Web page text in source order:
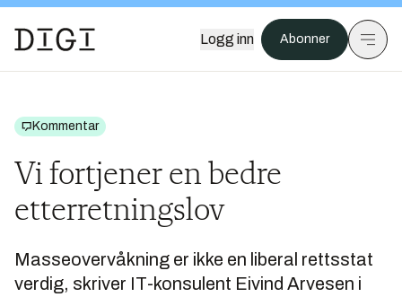
Logg inn Abonner
Kommentar
Vi fortjener en bedre
etterretningslov
Masseovervåkning er ikke en liberal rettsstat
verdig, skriver IT-konsulent Eivind Arvesen i